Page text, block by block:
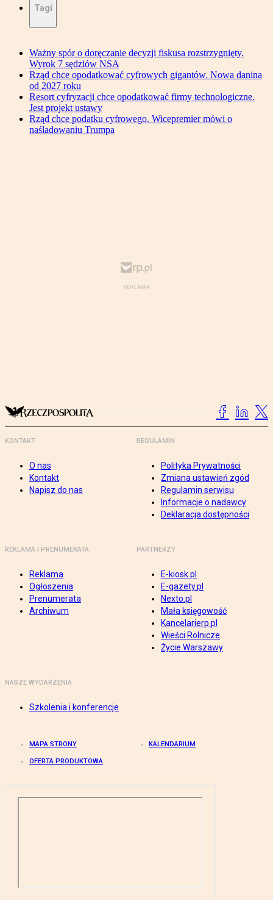
Tagi
Ważny spór o doręczanie decyzji fiskusa rozstrzygnięty.
Wyrok 7 sędziów NSA
Rząd chce opodatkować cyfrowych gigantów. Nowa danina
od 2027 roku
Resort cyfryzacji chce opodatkować firmy technologiczne.
Jest projekt ustawy
Rząd chce podatku cyfrowego. Wicepremier mówi o
naśladowaniu Trumpa
KONTAKT
O nas
Kontakt
Napisz do nas
REGULAMIN
Polityka Prywatności
Zmiana ustawień zgód
Regulamin serwisu
Informacje o nadawcy
Deklaracja dostępności
REKLAMA I PRENUMERATA
Reklama
Ogłoszenia
Prenumerata
Archiwum
PARTNERZY
E-kiosk.pl
E-gazety.pl
Nexto.pl
Mała księgowość
Kancelarierp.pl
Wieści Rolnicze
Życie Warszawy
NASZE WYDARZENIA
Szkolenia i konferencje
MAPA STRONY KALENDARIUM
OFERTA PRODUKTOWA